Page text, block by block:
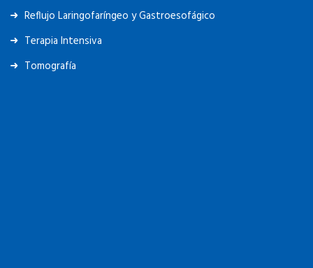
Reflujo Laringofaríngeo y Gastroesofágico
Terapia Intensiva
Tomografía